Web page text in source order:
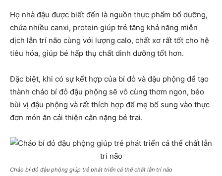
Họ nhà đậu được biết đến là nguồn thực phẩm bổ dưỡng,
chứa nhiều canxi, protein giúp trẻ tăng khả năng miễn
dịch lẫn trí não cùng với lượng calo, chất xơ rất tốt cho hệ
tiêu hóa, giúp bé hấp thụ chất dinh dưỡng tốt hơn.
Đặc biệt, khi có sự kết hợp của bí đỏ và đậu phộng để tạo
thành cháo bí đỏ đậu phộng sẽ vô cùng thơm ngon, béo
bùi vị đậu phộng và rất thích hợp để mẹ bổ sung vào thực
đơn món ăn cải thiện cân nặng bé trai.
Cháo bí đỏ đậu phộng giúp trẻ phát triển cả thể chất lẫn trí não